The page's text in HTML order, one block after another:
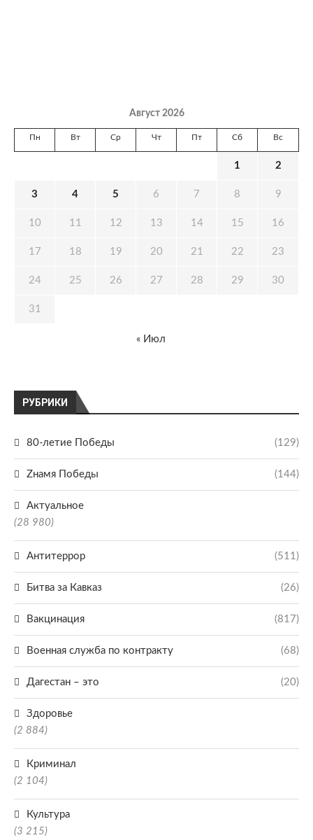
РУБРИКИ
80-летие Победы (129)
Zнамя Победы (144)
Актуальное
(28 980)
Антитеррор (511)
Битва за Кавказ (26)
Вакцинация (817)
Военная служба по контракту (68)
Дагестан – это (20)
Здоровье
(2 884)
Криминал
(2 104)
Культура
(3 215)
Август 2026
Пн Вт Ср Чт Пт Сб Вс
1 2
3 4 5 6 7 8 9
10 11 12 13 14 15 16
17 18 19 20 21 22 23
24 25 26 27 28 29 30
31
« Июл